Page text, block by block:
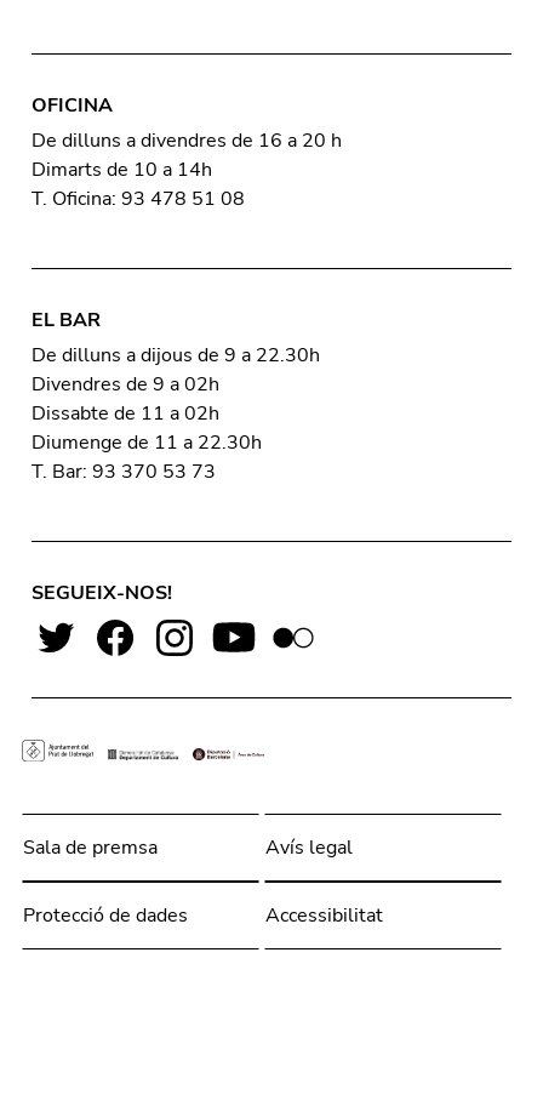
OFICINA
De dilluns a divendres de 16 a 20 h
Dimarts de 10 a 14h
T. Oficina: 93 478 51 08
EL BAR
De dilluns a dijous de 9 a 22.30h
Divendres de 9 a 02h
Dissabte de 11 a 02h
Diumenge de 11 a 22.30h
T. Bar: 93 370 53 73
SEGUEIX-NOS!
Sala de premsa Avís legal
Protecció de dades Accessibilitat